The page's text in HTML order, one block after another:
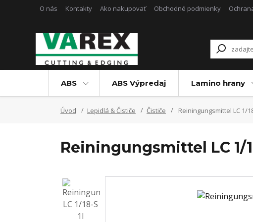
O nás Kontakty Ako nakupovať Obchodné podmienky
ABS ABS Výpredaj Lamino hrany
Úvod Lepidlá & Čističe Čističe Reiningungsmittel LC 1/
Reiningungsmittel LC 1/